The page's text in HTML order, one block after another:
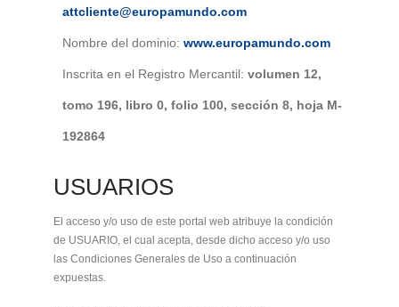
attcliente@europamundo.com
Nombre del dominio: www.europamundo.com
Inscrita en el Registro Mercantil: volumen 12,
tomo 196, libro 0, folio 100, sección 8, hoja M-
192864
USUARIOS
El acceso y/o uso de este portal web atribuye la condición
de USUARIO, el cual acepta, desde dicho acceso y/o uso
las Condiciones Generales de Uso a continuación
expuestas.